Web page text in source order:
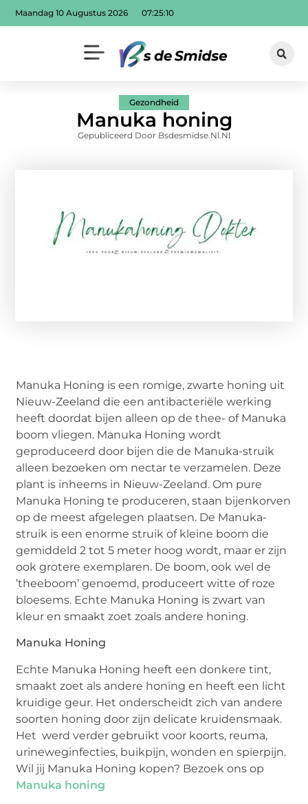
Maandag 10 Augustus 2026 07:25:11
Gezondheid
Manuka honing
Gepubliceerd Door Bsdesmidse.nl.nl
Manuka Honing is een romige, zwarte honing uit
Nieuw-Zeeland die een antibacteriële werking
heeft doordat bijen alleen op de thee- of Manuka
boom vliegen. Manuka Honing wordt
geproduceerd door bijen die de Manuka-struik
alleen bezoeken om nectar te verzamelen. Deze
plant is inheems in Nieuw-Zeeland. Om pure
Manuka Honing te produceren, staan bijenkorven
op de meest afgelegen plaatsen. De Manuka-
struik is een enorme struik of kleine boom die
gemiddeld 2 tot 5 meter hoog wordt, maar er zijn
ook grotere exemplaren. De boom, ook wel de
’theeboom’ genoemd, produceert witte of roze
bloesems. Echte Manuka Honing is zwart van
kleur en smaakt zoet zoals andere honing.
Manuka Honing
Echte Manuka Honing heeft een donkere tint,
smaakt zoet als andere honing en heeft een licht
kruidige geur. Het onderscheidt zich van andere
soorten honing door zijn delicate kruidensmaak.
Het werd verder gebruikt voor koorts, reuma,
urineweginfecties, buikpijn, wonden en spierpijn.
Wil jij Manuka Honing kopen? Bezoek ons op
Manuka honing